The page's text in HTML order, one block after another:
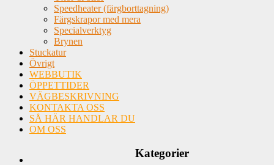
Speedheater (färgborttagning)
Färgskrapor med mera
Specialverktyg
Brynen
Stuckatur
Övrigt
WEBBUTIK
ÖPPETTIDER
VÄGBESKRIVNING
KONTAKTA OSS
SÅ HÄR HANDLAR DU
OM OSS
Kategorier